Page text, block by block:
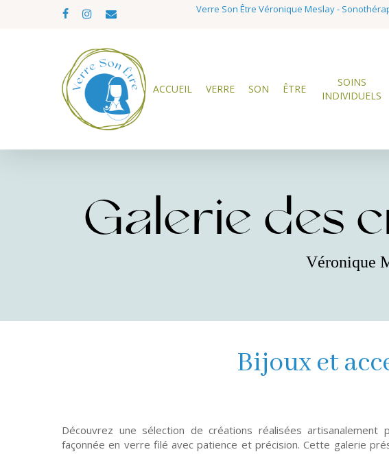
facebookinstagram
email
Verre Son Être Véronique Meslay -
ACCUEIL VERRE SON ÊTRE
SOINS
INDIVIDUELS
Galerie des
Véronique
Bijoux et
Découvrez une sélection de créations réalisées artisanalement
façonnée en verre filé avec patience et précision. Cette galerie